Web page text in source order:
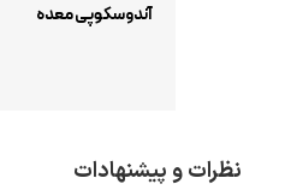
آندوسکوپی معده
نظرات و پیشنهادات